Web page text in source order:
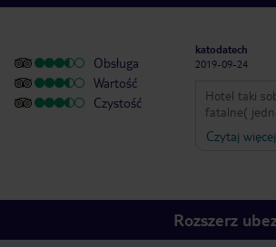
Obsługa
Wartość
Czystość
katodatech
2019-09-24
Hotel taki
fatalne(
wzięta z
Czytaj więcej
Rozszerz